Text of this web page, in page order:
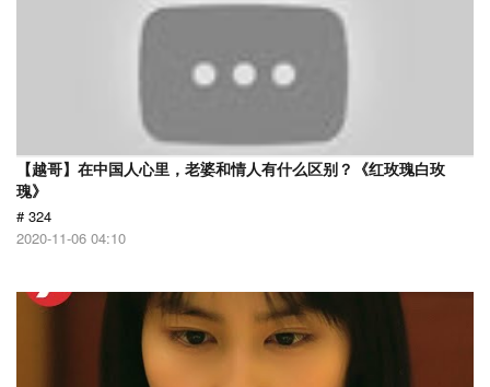
【越哥】在中国人心里，老婆和情人有什么区别？《红玫瑰白玫
瑰》
# 324
2020-11-06 04:10